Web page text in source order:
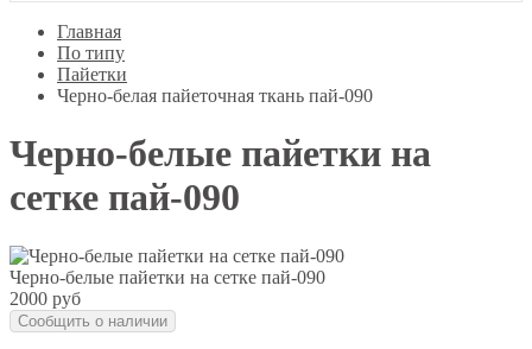
Главная
По типу
Пайетки
Черно-белая пайеточная ткань пай-090
Черно-белые пайетки на
сетке пай-090
Черно-белые пайетки на сетке пай-090
2000 руб
Сообщить о наличии